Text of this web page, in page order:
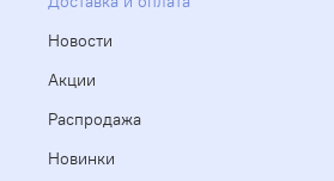
Новости
Акции
Распродажа
Новинки